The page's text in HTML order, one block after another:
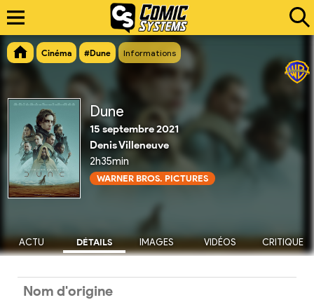
Cinéma #Dune Informations
Dune
15 septembre 2021
Denis Villeneuve
2h35min
WARNER BROS. PICTURES
ACTU DÉTAILS IMAGES VIDÉOS CRITIQUE
Nom d'origine